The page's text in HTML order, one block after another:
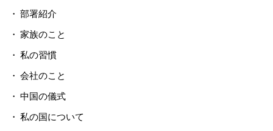
部署紹介
家族のこと
私の習慣
会社のこと
中国の儀式
私の国について